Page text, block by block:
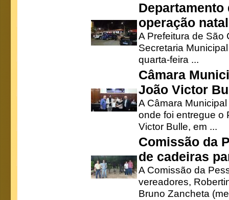
operação
A Prefeitura de São
Secretaria
quarta-feira ...
Câmara
João Victor
A Câmara
onde foi entregue o
Victor Bulle, em ...
Comissão da
de cadeiras
A Comissão da
vereadores,
Bruno Zancheta